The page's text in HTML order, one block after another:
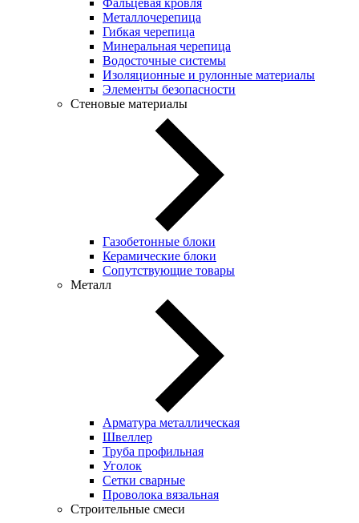
Металлочерепица
Гибкая черепица
Минеральная черепица
Водосточные системы
Изоляционные и рулонные материалы
Элементы безопасности
Стеновые материалы
Газобетонные блоки
Керамические блоки
Сопутствующие товары
Металл
Арматура металлическая
Швеллер
Труба профильная
Уголок
Сетки сварные
Проволока вязальная
Строительные смеси